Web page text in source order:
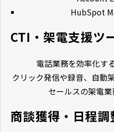
HubSpot
CTI・架電支援ツ
電話業務を効率化す
クリック発信や録音、自動
セールスの架電業
商談獲得・日程